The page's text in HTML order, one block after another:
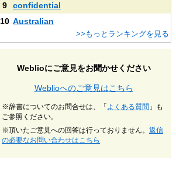
9
confidential
10 Australian
>>もっとランキングを見る
Weblioにご意見をお聞かせください
Weblioへのご意見はこちら
※辞書についてのお問合せは、「 よくある質問 」も
ご参照ください。
※頂いたご意見への回答は行っておりません。 返信
の必要なお問い合わせはこちら